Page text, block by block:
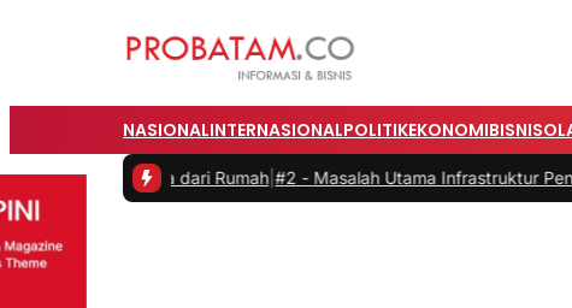
NASIONALINTERNASIONALPOLITIKEKONOMIBISNIS
dari Rumah | #2 -Masalah Utama Infrastruktur Pengisian Daya